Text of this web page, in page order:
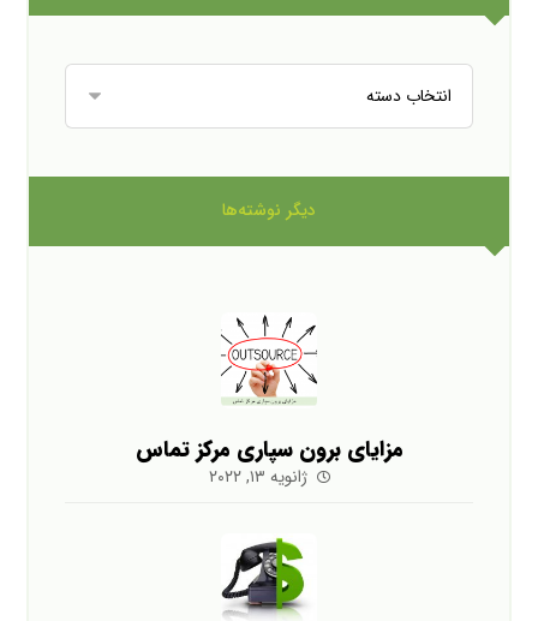
دیگر نوشته‌ها
مزایای برون سپاری مرکز تماس
ژانویه ۱۳, ۲۰۲۲